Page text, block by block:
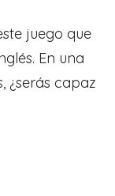
juego que
En una
¿serás capaz